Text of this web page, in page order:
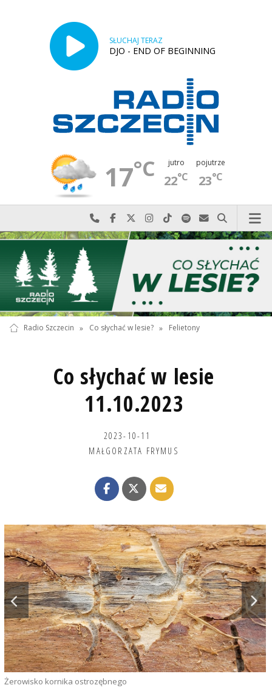
SŁUCHAJ TERAZ
DJO - END OF BEGINNING
17°C jutro
22°C
pojutrze
23°C
Najlepiej po prostu do nas zadzwoń
Odwiedź nas na Facebook-u
Odwiedź nas na X
Odwiedź nas na Instagram-ie
Odwiedź nas na TikTok-u
Szukaj nas na Spotify
Wyślij do nas
Szukaj
Radio Szczecin » Co słychać w lesie? » Felietony
Co słychać w lesie
11.10.2023
2023-10-11
MAŁGORZATA FRYMUS
Żerowisko kornika ostrozębnego